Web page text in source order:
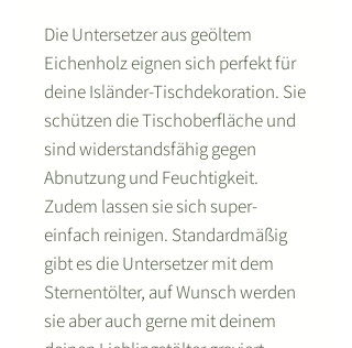
Die Untersetzer aus geöltem
Eichenholz eignen sich perfekt für
deine Isländer-Tischdekoration. Sie
schützen die Tischoberfläche und
sind widerstandsfähig gegen
Abnutzung und Feuchtigkeit.
Zudem lassen sie sich super-
einfach reinigen. Standardmäßig
gibt es die Untersetzer mit dem
Sternentölter, auf Wunsch werden
sie aber auch gerne mit deinem